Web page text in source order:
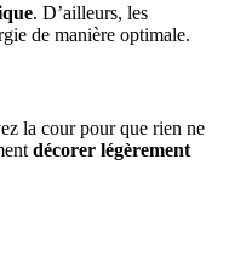
. D’ailleurs, les
de manière optimale.
la cour pour que rien ne
décorer légèrement